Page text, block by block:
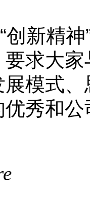
创新精
求大
模式
秀和